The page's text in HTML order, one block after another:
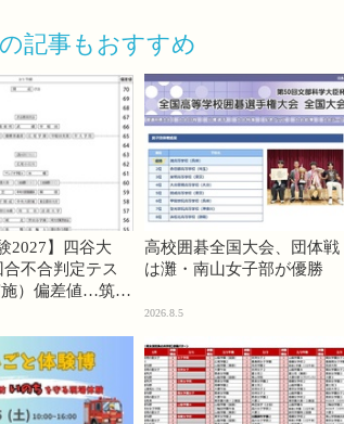
記事もおすすめ
2027】四谷大
不合判定テス
施）偏差値…筑駒
＜PR＞
高校囲碁全国大会、団体戦
は灘・南山女子部が優勝
2026.8.5